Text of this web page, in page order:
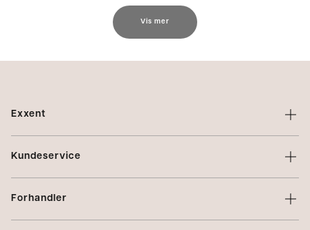
Vis mer
Exxent
Om Exxent
Profilering
Integritetspolicy
Kundeservice
Kontakt oss
Forhandler